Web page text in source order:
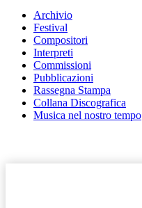
Archivio
Festival
Compositori
Interpreti
Commissioni
Pubblicazioni
Rassegna Stampa
Collana Discografica
Musica nel nostro tempo